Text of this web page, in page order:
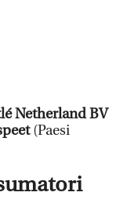
Netherland BV
(Paesi